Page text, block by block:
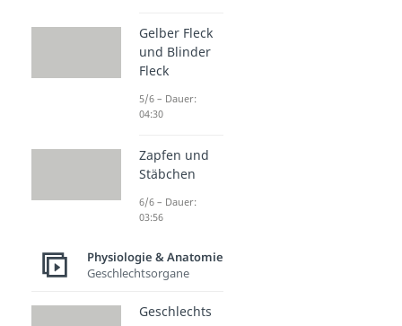
Gelber Fleck
und Blinder
Fleck
5/6 – Dauer:
04:30
Zapfen und
Stäbchen
6/6 – Dauer:
03:56
Physiologie & Anatomie
Geschlechtsorgane
Geschlechts